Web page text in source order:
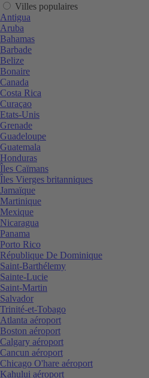
Villes populaires
Antigua
Aruba
Bahamas
Barbade
Belize
Bonaire
Canada
Costa Rica
Curaçao
Etats-Unis
Grenade
Guadeloupe
Guatemala
Honduras
Îles Caïmans
Îles Vierges britanniques
Jamaïque
Martinique
Mexique
Nicaragua
Panama
Porto Rico
République De Dominique
Saint-Barthélemy
Sainte-Lucie
Saint-Martin
Salvador
Trinité-et-Tobago
Atlanta aéroport
Boston aéroport
Calgary aéroport
Cancun aéroport
Chicago O'hare aéroport
Kahului aéroport